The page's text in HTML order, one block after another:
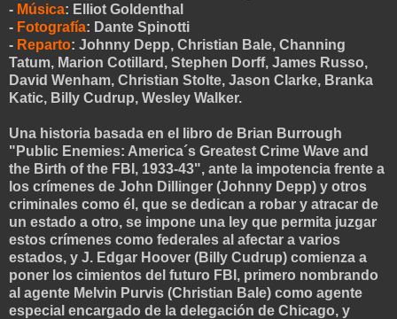
- Música: Elliot Goldenthal
- Fotografía: Dante Spinotti
- Reparto: Johnny Depp, Christian Bale, Channing
Tatum, Marion Cotillard, Stephen Dorff, James Russo,
David Wenham, Christian Stolte, Jason Clarke, Branka
Katic, Billy Cudrup, Wesley Walker.
Una historia basada en el libro de Brian Burrough
"Public Enemies: America´s Greatest Crime Wave and
the Birth of the FBI, 1933-43", ante la impotencia frente a
los crímenes de John Dillinger (Johnny Depp) y otros
criminales como él, que se dedican a robar y atracar de
un estado a otro, se impone una ley que permita juzgar
estos crímenes como federales al afectar a varios
estados, y J. Edgar Hoover (Billy Cudrup) comienza a
poner los cimientos del futuro FBI, primero nombrando
al agente Melvin Purvis (Christian Bale) como agente
especial encargado de la delegación de Chicago, y